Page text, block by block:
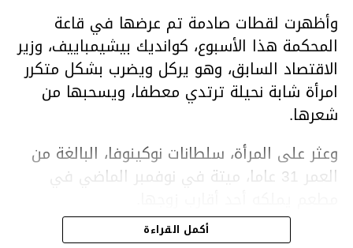
وأظهرت لقطات صادمة تم عرضها في قاعة
المحكمة هذا الأسبوع، كوانديك بيشيمباييف، وزير
الاقتصاد السابق، وهو يركل ويضرب بشكل متكرر
امرأة شابة نحيلة ترتدي معطفا، ويسحبها من
شعرها.
وعثر على المرأة، سلطانات نوكينوفا، البالغة من
العمر 31 عاما، ميتة في نوفمبر الماضي في
ووفقا لتقرير الطبيب الشرعي، توفيت نوكينوفا
أكمل القراءة